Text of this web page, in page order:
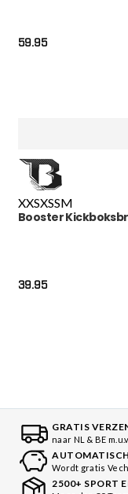
59.95
XXSXSSM
Booster
39.95
GRATIS
naar NL & BE
Wordt gratis
2500+ SPORT